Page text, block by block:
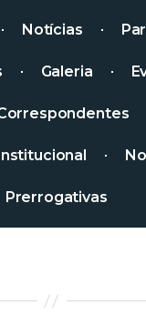
Notícias
Galeria
Prerrogativas